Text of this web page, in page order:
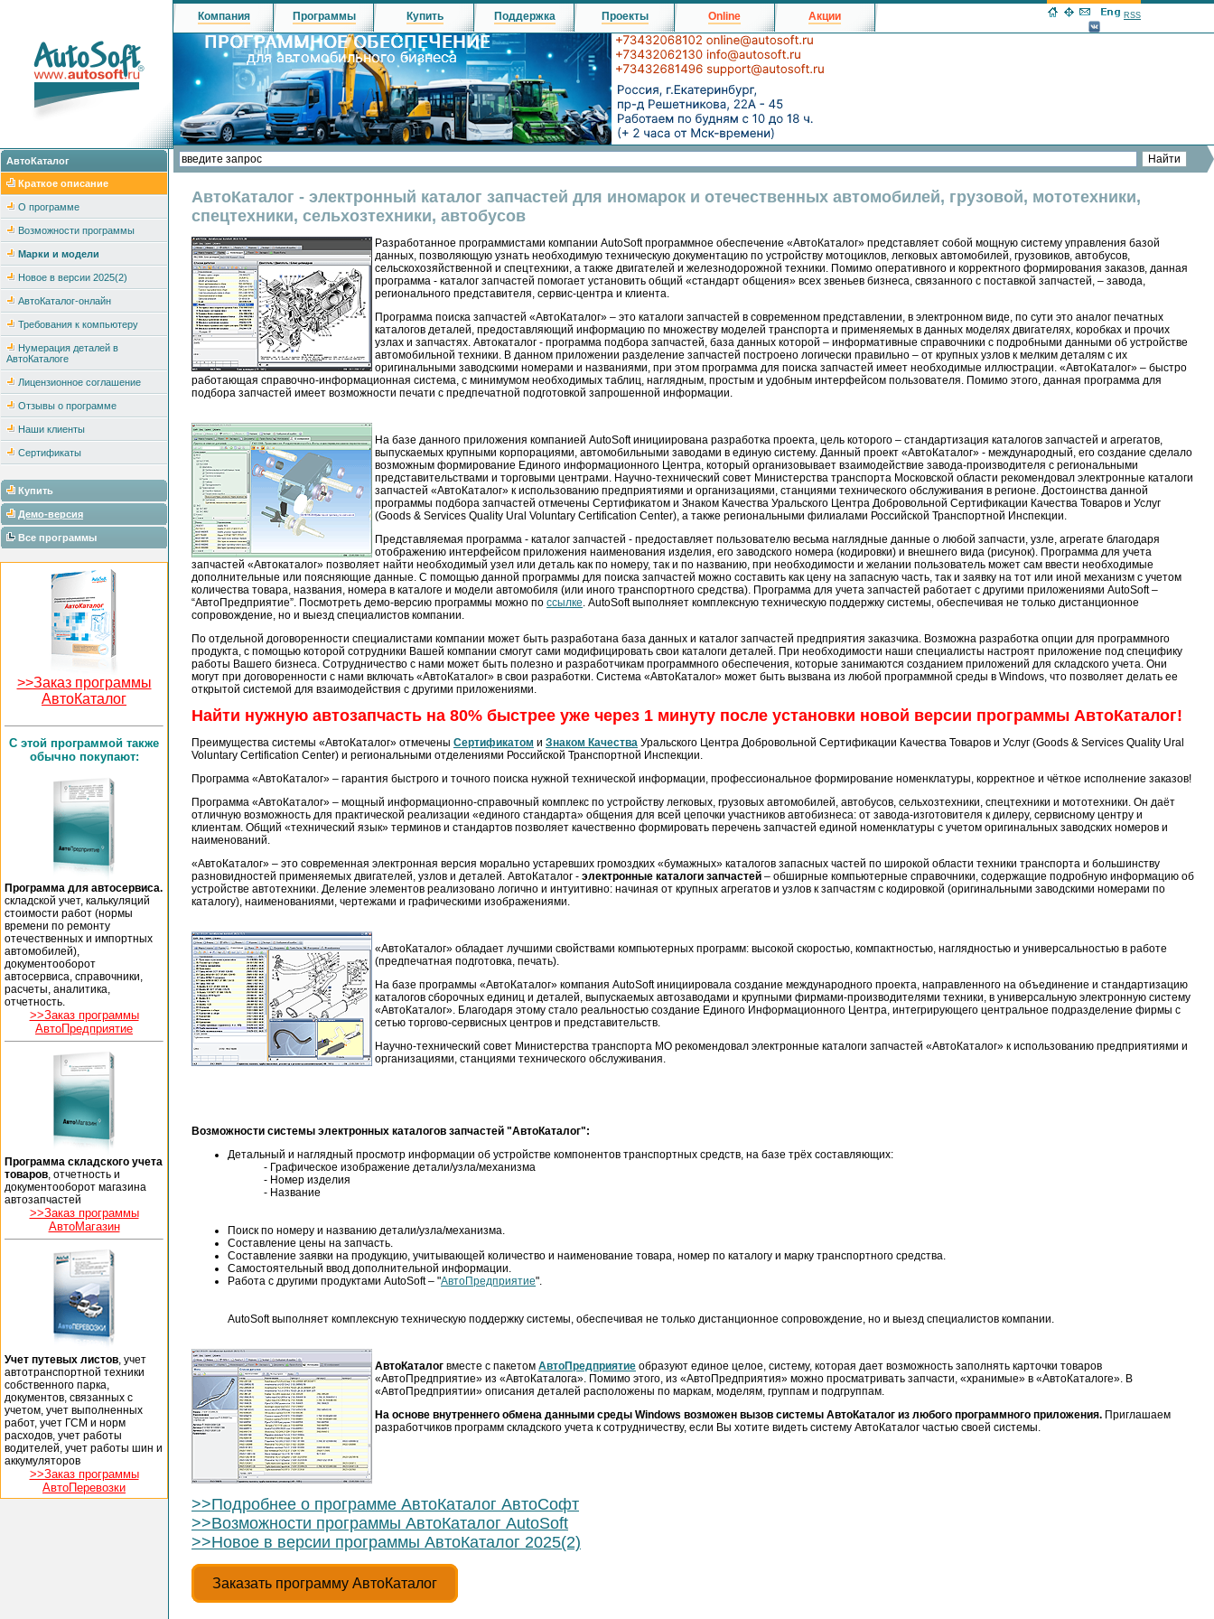
АвтоКаталог
Краткое описание
О программе
Возможности программы
Марки и модели
Новое в версии 2025(2)
АвтоКаталог-онлайн
Требования к компьютеру
Нумерация деталей в
АвтоКаталоге
Лицензионное соглашение
Отзывы о программе
Наши клиенты
Сертификаты
Купить
Демо-версия
Все программы
>>Заказ программы
АвтоКаталог
C этой программой также
обычно покупают:
Программа для автосервиса.
складской учет, калькуляций
стоимости работ (нормы
времени по ремонту
отечественных и импортных
автомобилей),
документооборот
автосервиса, справочники,
расчеты, аналитика,
отчетность.
>>Заказ программы
АвтоПредприятие
Программа складского учета
товаров , отчетность и
документооборот магазина
автозапчастей
>>Заказ программы
АвтоМагазин
Учет путевых листов , учет
автотранспортной техники
собственного парка,
документов, связанных с
учетом, учет выполненных
работ, учет ГСМ и норм
расходов, учет работы
водителей, учет работы шин и
аккумуляторов
>>Заказ программы
АвтоПеревозки
Компания Программы Купить Поддержка Проекты Online Акции RSS
АвтоКаталог - электронный каталог запчастей для иномарок и отечественных автомобилей, грузовой, мототехники,
спецтехники, сельхозтехники, автобусов
Разработанное программистами компании AutoSoft программное обеспечение «АвтоКаталог» представляет собой мощную систему управления базой
данных, позволяющую узнать необходимую техническую документацию по устройству мотоциклов, легковых автомобилей, грузовиков, автобусов,
сельскохозяйственной и спецтехники, а также двигателей и железнодорожной техники. Помимо оперативного и корректного формирования заказов, данная
программа - каталог запчастей помогает установить общий «стандарт общения» всех звеньев бизнеса, связанного с поставкой запчастей, – завода,
регионального представителя, сервис-центра и клиента.
Программа поиска запчастей «АвтоКаталог» – это каталоги запчастей в современном представлении, в электронном виде, по сути это аналог печатных
каталогов деталей, предоставляющий информацию по множеству моделей транспорта и применяемых в данных моделях двигателях, коробках и прочих
узлах и запчастях. Автокаталог - программа подбора запчастей, база данных которой – информативные справочники с подробными данными об устройстве
автомобильной техники. В данном приложении разделение запчастей построено логически правильно – от крупных узлов к мелким деталям с их
оригинальными заводскими номерами и названиями, при этом программа для поиска запчастей имеет необходимые иллюстрации. «АвтоКаталог» – быстро
работающая справочно-информационная система, с минимумом необходимых таблиц, наглядным, простым и удобным интерфейсом пользователя. Помимо этого, данная программа для
подбора запчастей имеет возможности печати с предпечатной подготовкой запрошенной информации.
На базе данного приложения компанией AutoSoft инициирована разработка проекта, цель которого – стандартизация каталогов запчастей и агрегатов,
выпускаемых крупными корпорациями, автомобильными заводами в единую систему. Данный проект «АвтоКаталог» - международный, его создание сделало
возможным формирование Единого информационного Центра, который организовывает взаимодействие завода-производителя с региональными
представительствами и торговыми центрами. Научно-технический совет Министерства транспорта Московской области рекомендовал электронные каталоги
запчастей «АвтоКаталог» к использованию предприятиями и организациями, станциями технического обслуживания в регионе. Достоинства данной
программы подбора запчастей отмечены Сертификатом и Знаком Качества Уральского Центра Добровольной Сертификации Качества Товаров и Услуг
(Goods & Services Quality Ural Voluntary Certification Center), а также региональными филиалами Российской Транспортной Инспекции.
Представляемая программа - каталог запчастей - предоставляет пользователю весьма наглядные данные о любой запчасти, узле, агрегате благодаря
отображению интерфейсом приложения наименования изделия, его заводского номера (кодировки) и внешнего вида (рисунок). Программа для учета
запчастей «Автокаталог» позволяет найти необходимый узел или деталь как по номеру, так и по названию, при необходимости и желании пользователь может сам ввести необходимые
дополнительные или поясняющие данные. С помощью данной программы для поиска запчастей можно составить как цену на запасную часть, так и заявку на тот или иной механизм с учетом
количества товара, названия, номера в каталоге и модели автомобиля (или иного транспортного средства). Программа для учета запчастей работает с другими приложениями AutoSoft –
“АвтоПредприятие”. Посмотреть демо-версию программы можно по ссылке. AutoSoft выполняет комплексную техническую поддержку системы, обеспечивая не только дистанционное
сопровождение, но и выезд специалистов компании.
По отдельной договоренности специалистами компании может быть разработана база данных и каталог запчастей предприятия заказчика. Возможна разработка опции для программного
продукта, с помощью которой сотрудники Вашей компании смогут сами модифицировать свои каталоги деталей. При необходимости наши специалисты настроят приложение под специфику
работы Вашего бизнеса. Сотрудничество с нами может быть полезно и разработчикам программного обеспечения, которые занимаются созданием приложений для складского учета. Они
могут при договоренности с нами включать «АвтоКаталог» в свои разработки. Система «АвтоКаталог» может быть вызвана из любой программной среды в Windows, что позволяет делать ее
открытой системой для взаимодействия с другими приложениями.
Найти нужную автозапчасть на 80% быстрее уже через 1 минуту после установки новой версии программы АвтоКаталог!
Преимущества системы «АвтоКаталог» отмечены Сертификатом и Знаком Качества Уральского Центра Добровольной Сертификации Качества Товаров и Услуг (Goods & Services Quality Ural
Voluntary Certification Center) и региональными отделениями Российской Транспортной Инспекции.
Программа «АвтоКаталог» – гарантия быстрого и точного поиска нужной технической информации, профессиональное формирование номенклатуры, корректное и чёткое исполнение заказов!
Программа «АвтоКаталог» – мощный информационно-справочный комплекс по устройству легковых, грузовых автомобилей, автобусов, сельхозтехники, спецтехники и мототехники. Он даёт
отличную возможность для практической реализации «единого стандарта» общения для всей цепочки участников автобизнеса: от завода-изготовителя к дилеру, сервисному центру и
клиентам. Общий «технический язык» терминов и стандартов позволяет качественно формировать перечень запчастей единой номенклатуры с учетом оригинальных заводских номеров и
наименований.
«АвтоКаталог» – это современная электронная версия морально устаревших громоздких «бумажных» каталогов запасных частей по широкой области техники транспорта и большинству
разновидностей применяемых двигателей, узлов и деталей. АвтоКаталог - электронные каталоги запчастей – обширные компьютерные справочники, содержащие подробную информацию об
устройстве автотехники. Деление элементов реализовано логично и интуитивно: начиная от крупных агрегатов и узлов к запчастям с кодировкой (оригинальными заводскими номерами по
каталогу), наименованиями, чертежами и графическими изображениями.
«АвтоКаталог» обладает лучшими свойствами компьютерных программ: высокой скоростью, компактностью, наглядностью и универсальностью в работе
(предпечатная подготовка, печать).
На базе программы «АвтоКаталог» компания AutoSoft инициировала создание международного проекта, направленного на объединение и стандартизацию
каталогов сборочных единиц и деталей, выпускаемых автозаводами и крупными фирмами-производителями техники, в универсальную электронную систему
«АвтоКаталог». Благодаря этому стало реальностью создание Единого Информационного Центра, интегрирующего центральное подразделение фирмы с
сетью торгово-сервисных центров и представительств.
Научно-технический совет Министерства транспорта МО рекомендовал электронные каталоги запчастей «АвтоКаталог» к использованию предприятиями и
организациями, станциями технического обслуживания.
Возможности системы электронных каталогов запчастей "АвтоКаталог":
Детальный и наглядный просмотр информации об устройстве компонентов транспортных средств, на базе трёх составляющих:
- Графическое изображение детали/узла/механизма
- Номер изделия
- Название
Поиск по номеру и названию детали/узла/механизма.
Составление цены на запчасть.
Составление заявки на продукцию, учитывающей количество и наименование товара, номер по каталогу и марку транспортного средства.
Самостоятельный ввод дополнительной информации.
Работа с другими продуктами AutoSoft – "АвтоПредприятие".
AutoSoft выполняет комплексную техническую поддержку системы, обеспечивая не только дистанционное сопровождение, но и выезд специалистов компании.
АвтоКаталог вместе с пакетом АвтоПредприятие образуют единое целое, систему, которая дает возможность заполнять карточки товаров
«АвтоПредприятие» из «АвтоКаталога». Помимо этого, из «АвтоПредприятия» можно просматривать запчасти, «хранимые» в «АвтоКаталоге». В
«АвтоПредприятии» описания деталей расположены по маркам, моделям, группам и подгруппам.
На основе внутреннего обмена данными среды Windows возможен вызов системы АвтоКаталог из любого программного приложения. Приглашаем
разработчиков программ складского учета к сотрудничеству, если Вы хотите видеть систему АвтоКаталог частью своей системы.
>>Подробнее о программе АвтоКаталог АвтоСофт
>>Возможности программы АвтоКаталог AutoSoft
>>Новое в версии программы АвтоКаталог 2025(2)
Заказать программу АвтоКаталог